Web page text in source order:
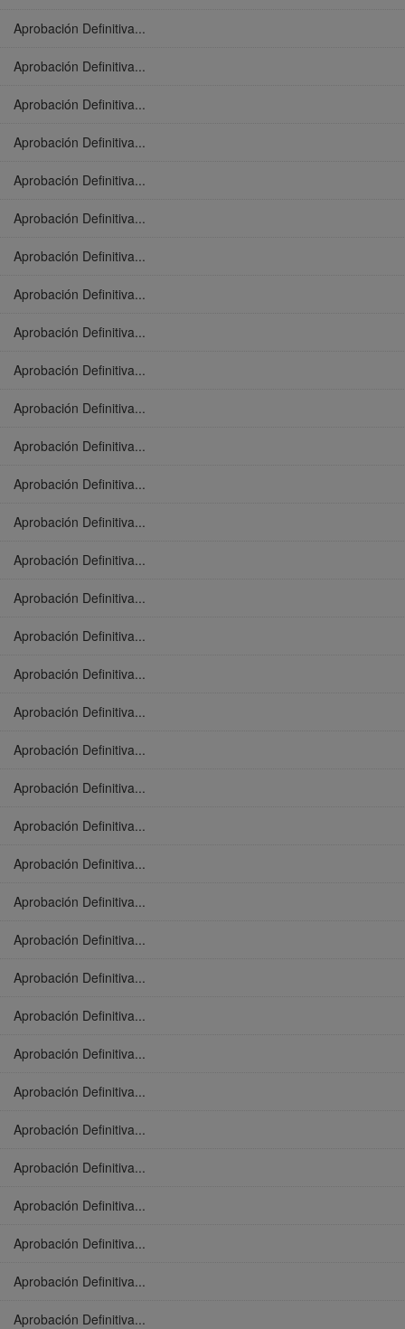
Aprobación Definitiva...
Aprobación Definitiva...
Aprobación Definitiva...
Aprobación Definitiva...
Aprobación Definitiva...
Aprobación Definitiva...
Aprobación Definitiva...
Aprobación Definitiva...
Aprobación Definitiva...
Aprobación Definitiva...
Aprobación Definitiva...
Aprobación Definitiva...
Aprobación Definitiva...
Aprobación Definitiva...
Aprobación Definitiva...
Aprobación Definitiva...
Aprobación Definitiva...
Aprobación Definitiva...
Aprobación Definitiva...
Aprobación Definitiva...
Aprobación Definitiva...
Aprobación Definitiva...
Aprobación Definitiva...
Aprobación Definitiva...
Aprobación Definitiva...
Aprobación Definitiva...
Aprobación Definitiva...
Aprobación Definitiva...
Aprobación Definitiva...
Aprobación Definitiva...
Aprobación Definitiva...
Aprobación Definitiva...
Aprobación Definitiva...
Aprobación Definitiva...
Aprobación Definitiva...